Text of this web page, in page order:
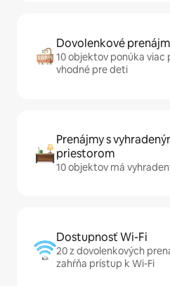
Dovolenkové
10 objektov ponúka viac
vhodné pre deti
Prenájmy s
priestorom
10 objektov má
Dostupnosť Wi-Fi
20 z dovolenkových
zahŕňa prístup k Wi-Fi